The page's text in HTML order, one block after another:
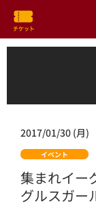
2017/01/30 (月)
イベント
集まれイー
グルスガー